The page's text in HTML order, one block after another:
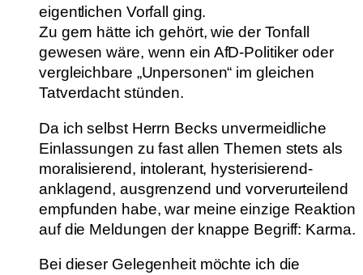
eigentlichen Vorfall ging.
Zu gern hätte ich gehört, wie der Tonfall
gewesen wäre, wenn ein AfD-Politiker oder
vergleichbare „Unpersonen“ im gleichen
Tatverdacht stünden.
Da ich selbst Herrn Becks unvermeidliche
Einlassungen zu fast allen Themen stets als
moralisierend, intolerant, hysterisierend-
anklagend, ausgrenzend und vorverurteilend
empfunden habe, war meine einzige Reaktion
auf die Meldungen der knappe Begriff: Karma.
Bei dieser Gelegenheit möchte ich die